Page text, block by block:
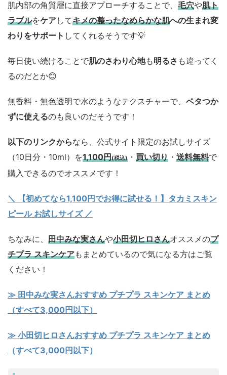
肌内部の角質層に直接アプローチすることで、 毛穴や肌ト
ラブルをケアしてキメの整ったなめらかな肌への生まれ変
わりをサポート してくれるそうです💡
毎日使い続けることで肌のさわり心地も明るさ も違ってく
るのだとか😊
無香料・無色透明で水のようなテクスチャーで、 ベタつか
ずに使えるのも良いのだそうです！
以下のリンクからなら、公式サイト限定のお試しサイズ
（10日分・10ml）を1,100円(税込) ・ 買い切り ・ 送料無料で
購入できるのでオススメです！
＼ 【初めてなら1,100円でお得に試せる！】タカミスキン
ピール お試しサイズ／
ちなみに、 田中みな実さんや小田切ヒロさんオススメのプ
チプラ スキンケアもまとめているので気になる方はご覧
ください！
≫ 田中みな実さんおすすめ プチプラ スキンケア まとめ
（すべて3,000円以下）
≫ 小田切ヒロさんおすすめ プチプラ スキンケア まとめ
（すべて3,000円以下）